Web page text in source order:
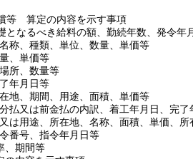
等 算定の内容を示す事項
なるべき給料の額、勤続年数、発令年
称、種類、単位、数量、単価等
、単価等
所、数量等
年月日等
地、期間、用途、面積、単価等
又は前金払の内訳、着工年月日、完了
用途、所在地、名称、面積、単価、
番号、指令年月日等
、期間等